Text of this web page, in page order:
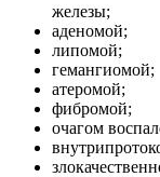
железы;
аденомой;
липомой;
гемангиомой;
атеромой;
фибромой;
очагом